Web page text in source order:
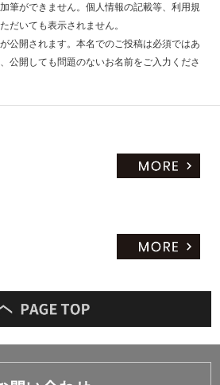
筆ができません。個人情報の記載等、利用規
だいても表示されません。
公開されます。本名でのご投稿は必須ではあ
公開しても問題のないお名前をご入力くださ